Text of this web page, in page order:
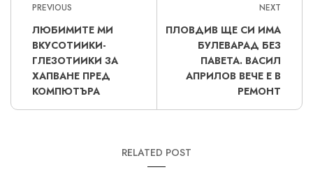
PREVIOUS
ЛЮБИМИТЕ МИ
ВКУСОТИИКИ-
ГЛЕЗОТИИКИ ЗА
ХАПВАНЕ ПРЕД
КОМПЮТЪРА
NEXT
ПЛОВДИВ ЩЕ СИ ИМА
БУЛЕВАРАД БЕЗ
ПАВЕТА. ВАСИЛ
АПРИЛОВ ВЕЧЕ Е В
РЕМОНТ
RELATED POST